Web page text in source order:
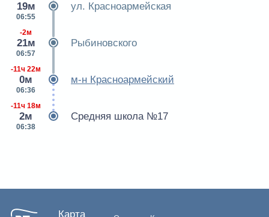
19м
06:55
ул. Красноармейская
-2м
21м
06:57
Рыбиновского
-11ч 22м
0м
06:36
м-н Красноармейский
-11ч 18м
2м
06:38
Средняя школа №17
Карта